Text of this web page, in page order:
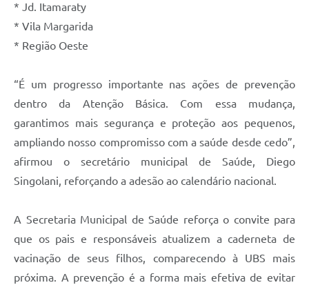
* Jd. Itamaraty
* Vila Margarida
* Região Oeste
“É um progresso importante nas ações de prevenção
dentro da Atenção Básica. Com essa mudança,
garantimos mais segurança e proteção aos pequenos,
ampliando nosso compromisso com a saúde desde cedo”,
afirmou o secretário municipal de Saúde, Diego
Singolani, reforçando a adesão ao calendário nacional.
A Secretaria Municipal de Saúde reforça o convite para
que os pais e responsáveis atualizem a caderneta de
vacinação de seus filhos, comparecendo à UBS mais
próxima. A prevenção é a forma mais efetiva de evitar